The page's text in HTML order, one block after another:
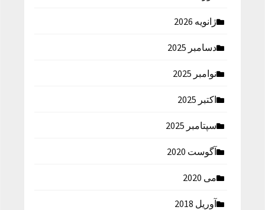
ژانویه 2026
دسامبر 2025
نوامبر 2025
اکتبر 2025
سپتامبر 2025
آگوست 2020
می 2020
آوریل 2018